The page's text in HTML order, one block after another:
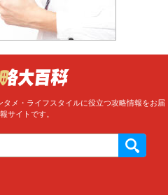
メ・ライフスタイルに役立つ攻略情報をお届
サイトです。